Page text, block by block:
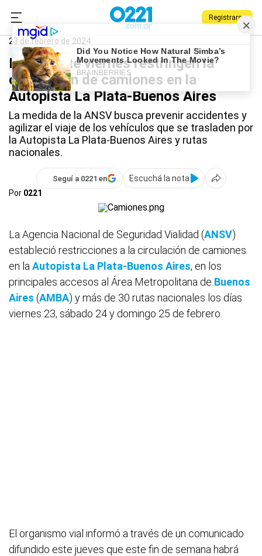
Registrarse
0221.com.ar
Autopista La Plata-Buenos Aires
23 de febrero de 2024
Desde este viernes restringen la
circulación de camiones en la
Autopista La Plata-Buenos Aires
La medida de la ANSV busca prevenir accidentes y
agilizar el viaje de los vehículos que se trasladen por
la Autopista La Plata-Buenos Aires y rutas
nacionales.
Seguí a 0221 en
Escuchá la nota
Por 0221
La Agencia Nacional de Seguridad Vialidad (ANSV)
estableció restricciones a la circulación de camiones
en la Autopista La Plata-Buenos Aires, en los
principales accesos al Área Metropolitana de Buenos
Aires (AMBA) y más de 30 rutas nacionales los días
viernes 23, sábado 24 y domingo 25 de febrero.
El organismo vial informó a través de un comunicado
difundido este jueves que este fin de semana habrá